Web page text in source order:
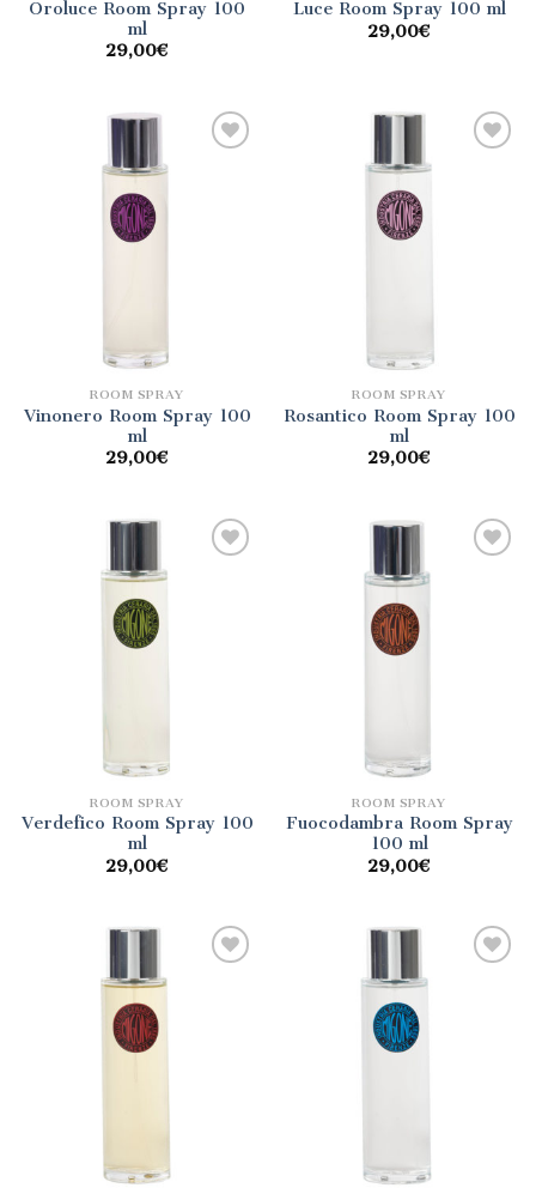
Oroluce Room Spray 100
ml
29,00€
Luce Room Spray 100 ml
29,00€
ROOM SPRAY
Vinonero Room Spray 100
ml
29,00€
ROOM SPRAY
Rosantico Room Spray 100
ml
29,00€
ROOM SPRAY
Verdefico Room Spray 100
ml
29,00€
ROOM SPRAY
Fuocodambra Room Spray
100 ml
29,00€